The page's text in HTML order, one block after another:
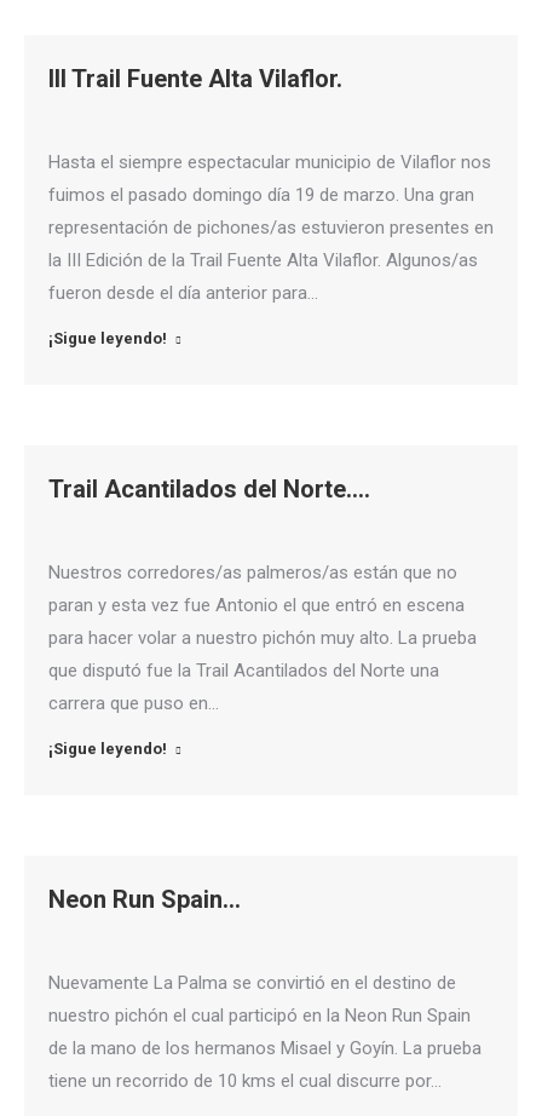
III Trail Fuente Alta Vilaflor.
Hasta el siempre espectacular municipio de Vilaflor nos
fuimos el pasado domingo día 19 de marzo. Una gran
representación de pichones/as estuvieron presentes en
la III Edición de la Trail Fuente Alta Vilaflor. Algunos/as
fueron desde el día anterior para…
¡Sigue leyendo!
Trail Acantilados del Norte….
Nuestros corredores/as palmeros/as están que no
paran y esta vez fue Antonio el que entró en escena
para hacer volar a nuestro pichón muy alto. La prueba
que disputó fue la Trail Acantilados del Norte una
carrera que puso en…
¡Sigue leyendo!
Neon Run Spain…
Nuevamente La Palma se convirtió en el destino de
nuestro pichón el cual participó en la Neon Run Spain
de la mano de los hermanos Misael y Goyín. La prueba
tiene un recorrido de 10 kms el cual discurre por…